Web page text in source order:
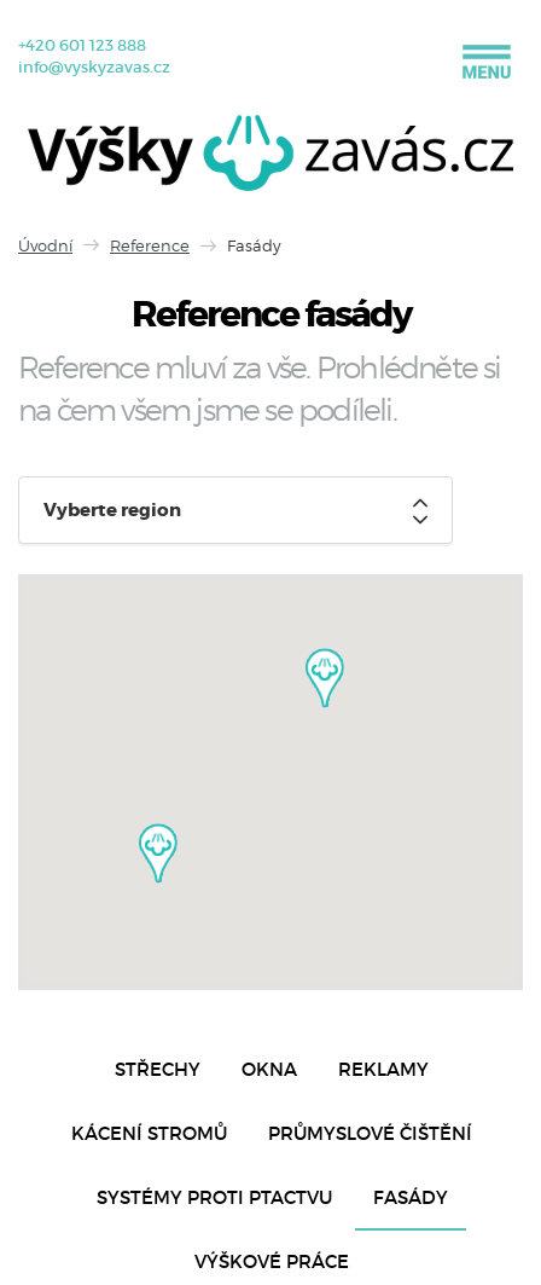
+420 601 123 888
info@vyskyzavas.cz
Úvodní Reference Fasády
Reference fasády
Reference mluví za vše. Prohlédněte si
na čem všem jsme se podíleli.
Vyberte region
STŘECHY OKNA REKLAMY
KÁCENÍ STROMŮ PRŮMYSLOVÉ ČIŠTĚNÍ
SYSTÉMY PROTI PTACTVU FASÁDY
VÝŠKOVÉ PRÁCE